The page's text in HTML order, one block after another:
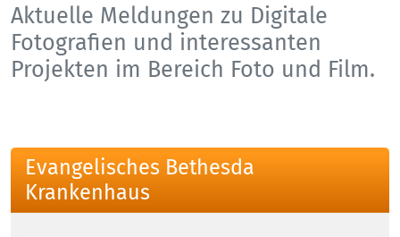
Aktuelle Meldungen zu Digitale
Fotografien und interessanten
Projekten im Bereich Foto und Film.
Evangelisches Bethesda
Krankenhaus